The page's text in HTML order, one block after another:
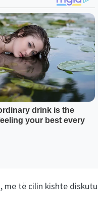
me të cilin kishte